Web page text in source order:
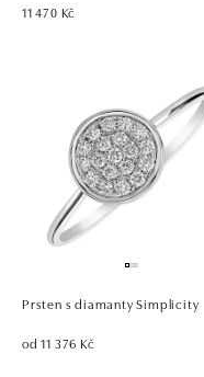
11 470 Kč
Prsten s diamanty Simplicity
od 11 376 Kč